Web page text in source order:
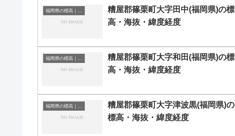
糟屋郡篠栗町大字田中(福岡県)の標
高・海抜・緯度経度
糟屋郡篠栗町大字和田(福岡県)の標
高・海抜・緯度経度
糟屋郡篠栗町大字津波黒(福岡県)の
標高・海抜・緯度経度